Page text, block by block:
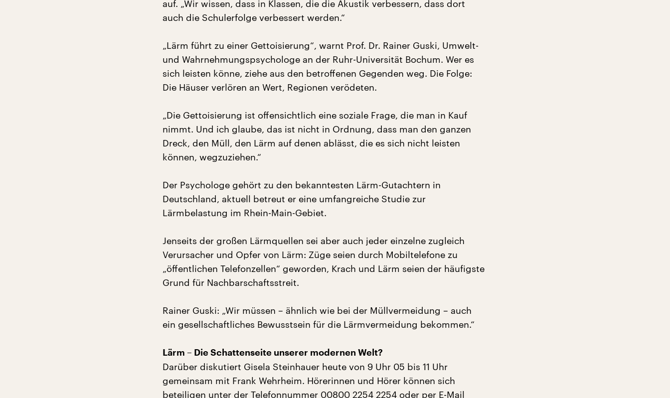
auf. „Wir wissen, dass in Klassen, die die Akustik verbessern, dass dort
auch die Schulerfolge verbessert werden.“
„Lärm führt zu einer Gettoisierung“, warnt Prof. Dr. Rainer Guski, Umwelt-
und Wahrnehmungspsychologe an der Ruhr-Universität Bochum. Wer es
sich leisten könne, ziehe aus den betroffenen Gegenden weg. Die Folge:
Die Häuser verlören an Wert, Regionen verödeten.
„Die Gettoisierung ist offensichtlich eine soziale Frage, die man in Kauf
nimmt. Und ich glaube, das ist nicht in Ordnung, dass man den ganzen
Dreck, den Müll, den Lärm auf denen ablässt, die es sich nicht leisten
können, wegzuziehen.“
Der Psychologe gehört zu den bekanntesten Lärm-Gutachtern in
Deutschland, aktuell betreut er eine umfangreiche Studie zur
Lärmbelastung im Rhein-Main-Gebiet.
Jenseits der großen Lärmquellen sei aber auch jeder einzelne zugleich
Verursacher und Opfer von Lärm: Züge seien durch Mobiltelefone zu
„öffentlichen Telefonzellen“ geworden, Krach und Lärm seien der häufigste
Grund für Nachbarschaftsstreit.
Rainer Guski: „Wir müssen – ähnlich wie bei der Müllvermeidung – auch
ein gesellschaftliches Bewusstsein für die Lärmvermeidung bekommen.“
Lärm – Die Schattenseite unserer modernen Welt?
Darüber diskutiert Gisela Steinhauer heute von 9 Uhr 05 bis 11 Uhr
gemeinsam mit Frank Wehrheim. Hörerinnen und Hörer können sich
beteiligen unter der Telefonnummer 00800 2254 2254 oder per E-Mail